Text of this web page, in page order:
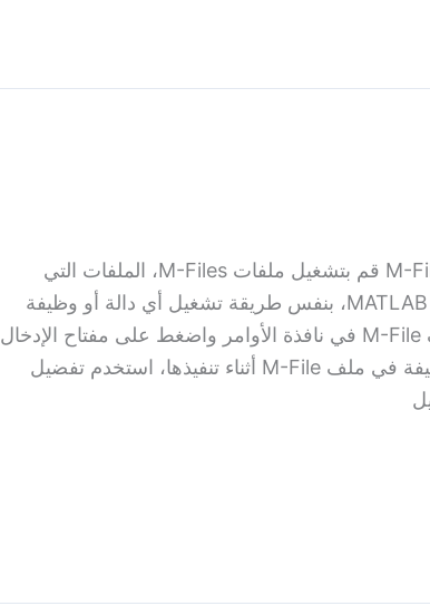
تشغيل البرامج تشغيل ملفات M-Files قم بتشغيل ملفات M-Files، الملفات التي
تحتوي على تعليمات برمجية بلغة MATLAB، بنفس طريقة تشغيل أي دالة أو وظيفة
MATLAB أخرى. اكتب اسم ملف M-File في نافذة الأوامر واضغط على مفتاح الإدخال
Enter أو Return. لعرض كل وظيفة في ملف M-File أثناء تنفيذها، استخدم تفضيل